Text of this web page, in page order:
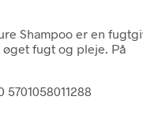
Shampoo er en
fugt og pleje. På